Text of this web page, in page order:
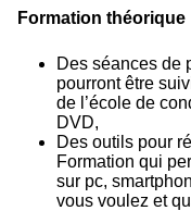
Formation théorique
Des séances de
pourront être
de l’école de
DVD,
Des outils pour
Formation qui
sur pc,
vous voulez et